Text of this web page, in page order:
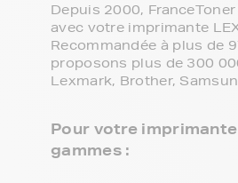
Depuis 2000,
avec votre imprimante
Recommandée à plus de
proposons plus de 300
Lexmark, Brother,
Pour votre imprimante
gammes :